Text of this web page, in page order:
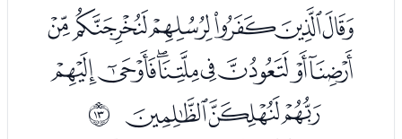
ﮅﮆﮇﮈﮉﮊ
ﮋﮌﮍﮎﮏﮐﮑﮒ
ﮓﮔﮕ ﰌ